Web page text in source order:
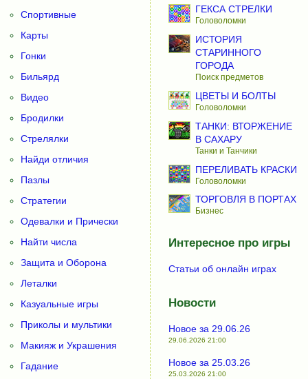
Спортивные
Карты
Гонки
Бильярд
Видео
Бродилки
Стрелялки
Найди отличия
Пазлы
Стратегии
Одевалки и Прически
Найти числа
Защита и Оборона
Леталки
Казуальные игры
Приколы и мультики
Макияж и Украшения
Гадание
ГЕКСА СТРЕЛКИ
Головоломки
ИСТОРИЯ
СТАРИННОГО
ГОРОДА
Поиск предметов
ЦВЕТЫ И БОЛТЫ
Головоломки
ТАНКИ: ВТОРЖЕНИЕ
В САХАРУ
Танки и Танчики
ПЕРЕЛИВАТЬ КРАСКИ
Головоломки
ТОРГОВЛЯ В ПОРТАХ
Бизнес
Интересное про игры
Статьи об онлайн играх
Новости
Новое за 29.06.26
29.06.2026 21:00
Новое за 25.03.26
25.03.2026 21:00